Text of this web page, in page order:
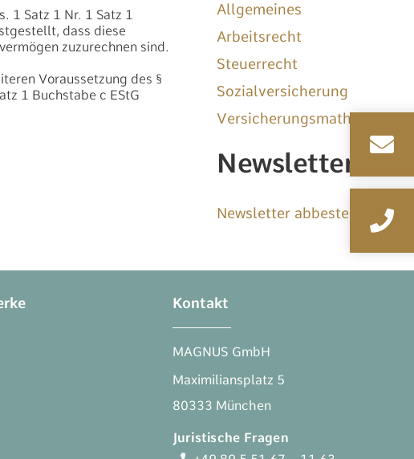
1 Satz 1 Nr. 1 Satz 1
dass diese
zuzurechnen sind.
Voraussetzung des §
1 Buchstabe c EStG
Allgemeines
Arbeitsrecht
Steuerrecht
Sozialversicherung
Versicherungsmathematik
Newsletter
Newsletter abbestellen
Kontakt
MAGNUS GmbH
Maximiliansplatz 5
80333 München
Juristische Fragen